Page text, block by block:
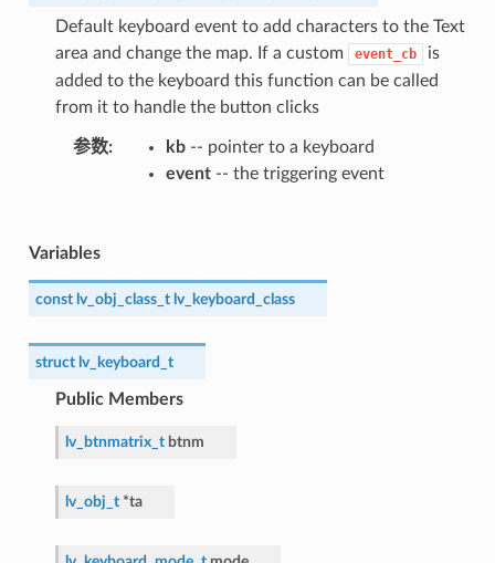
Default keyboard event to add characters to the Text
area and change the map. If a custom
event_cb
is
added to the keyboard this function can be called
from it to handle the button clicks
参数 kb-- pointer to a keyboard
event-- the triggering event
Variables
const lv_obj_class_t lv_keyboard_class
struct lv_keyboard_t
Public Members
lv_btnmatrix_t btnm
lv_obj_t *ta